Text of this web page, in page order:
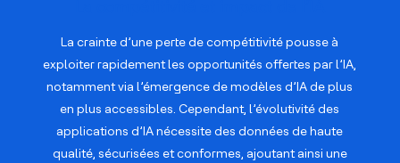
La crainte d’une perte de compétitivité pousse à
exploiter rapidement les opportunités offertes par l’IA,
notamment via l’émergence de modèles d’IA de plus
en plus accessibles. Cependant, l’évolutivité des
applications d’IA nécessite des données de haute
qualité, sécurisées et conformes, ajoutant ainsi une